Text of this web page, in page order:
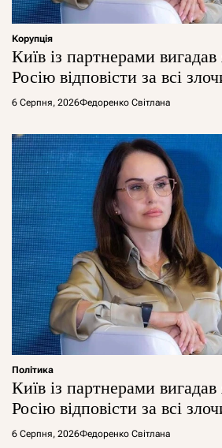
Корупція
Київ із партнерами
Росію відповісти за всі
6 Серпня, 2026Федоренко Світлана
Політика
Київ із партнерами
Росію відповісти за всі
6 Серпня, 2026Федоренко Світлана